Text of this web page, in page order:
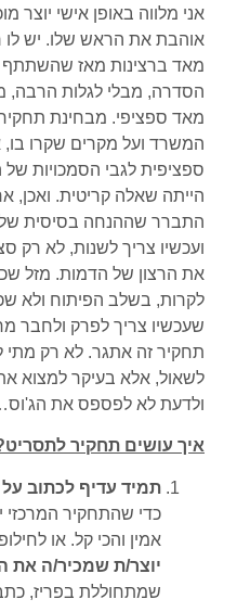
אני מלווה באופן אישי יוצר
אוהבת את הראש שלו. יש לו
מאד ברצינות מאז
הסדרה, מבלי לגלות
מאד ספציפי. מבחינת
המשרד ועל מקרים שקרו
ספציפית לגבי הסמכויות
הייתה שאלה קריטית. ואכן,
התברר שההנחה בסיסית של
ועכשיו צריך לשנות, לא רק
את הרצון של הדמות. מזל
לקרות, בשלב הפיתוח ולא
שעכשיו צריך לפרק ולחבר
תחקיר זה אתגר. לא רק מתי
לשאול, אלא בעיקר למצוא
ולדעת לא לפספס את
איך עושים תחקיר
תמיד עדיף לכתוב
כדי שהתחקיר המרכזי
אמין והכי קל. או
יוצר/ת שמכיר/ה את
שמתחוללת בפריז,